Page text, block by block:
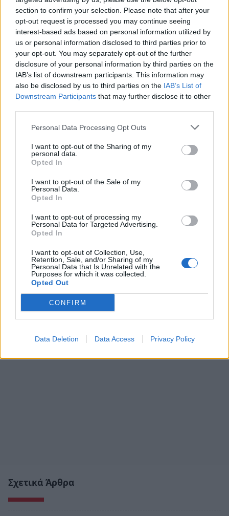
section to confirm your selection. Please note that after your
opt-out request is processed you may continue seeing
interest-based ads based on personal information utilized by
us or personal information disclosed to third parties prior to
your opt-out. You may separately opt-out of the further
disclosure of your personal information by third parties on the
IAB’s list of downstream participants. This information may
also be disclosed by us to third parties on the IAB’s List of
Downstream Participants that may further disclose it to other
Personal Data Processing Opt Outs
I want to opt-out of the Sharing of my
personal data.
Opted In
I want to opt-out of the Sale of my
Personal Data.
Opted In
I want to opt-out of processing my
Personal Data for Targeted Advertising.
Opted In
I want to opt-out of Collection, Use,
Retention, Sale, and/or Sharing of my
Personal Data that Is Unrelated with the
Purposes for which it was collected.
Opted Out
CONFIRM
Data Deletion Data Access Privacy Policy
2. Σκοπεύουν να παρέμβουν για να ελαχιστοποιηθεί
το κόστος με το οποίο επιβαρύνονται οι αγρότες για
την συγκέντρωση των απαραίτητων δικαιολογητικών
και την συμπλήρωση της αίτησης-δήλωσης;»
TAGS: ΑΓΡΟΤΙΚΑ
Σχετικά Άρθρα